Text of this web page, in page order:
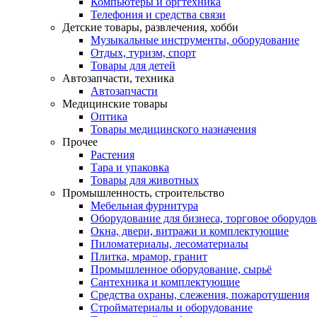
Телефония и средства связи
Детские товары, развлечения, хобби
Музыкальные инструменты, оборудование
Отдых, туризм, спорт
Товары для детей
Автозапчасти, техника
Автозапчасти
Медицинские товары
Оптика
Товары медицинского назначения
Прочее
Растения
Тара и упаковка
Товары для животных
Промышленность, строительство
Мебельная фурнитура
Оборудование для бизнеса, торговое
Окна, двери, витражи и комплектующие
Пиломатериалы, лесоматериалы
Плитка, мрамор, гранит
Промышленное оборудование, сырьё
Сантехника и комплектующие
Средства охраны, слежения, пожаротушения
Стройматериалы и оборудование